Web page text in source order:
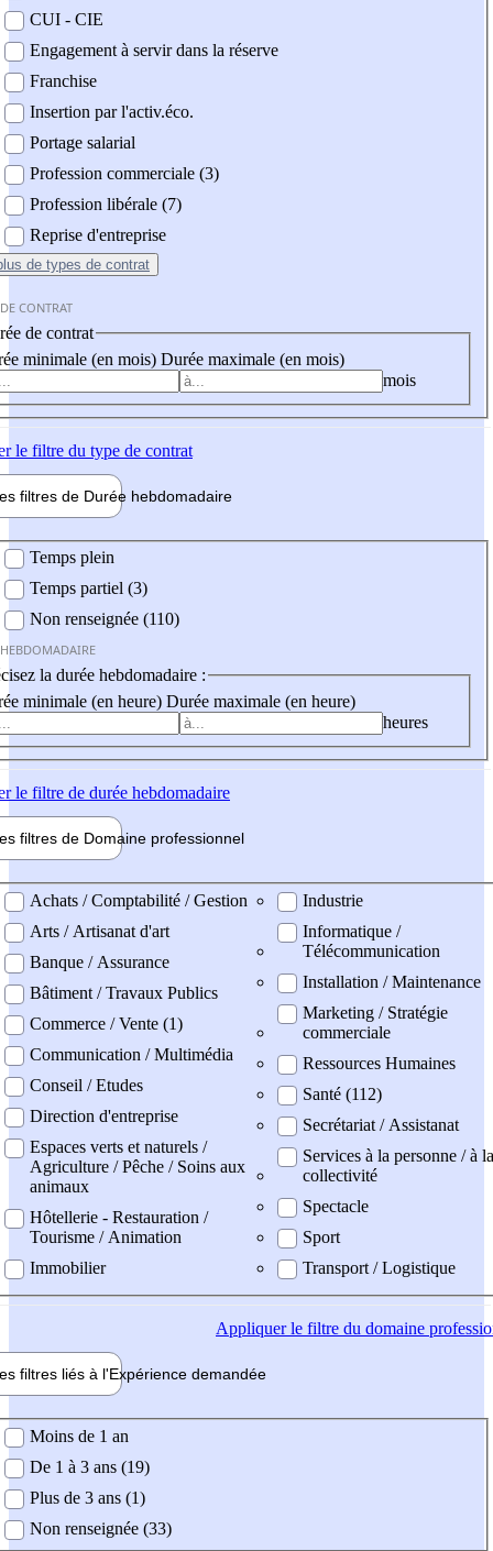
CUI - CIE
Engagement à servir dans la réserve
Franchise
Insertion par l'activ.éco.
Portage salarial
Profession commerciale (3)
Profession libérale (7)
Reprise d'entreprise
de types de contrat
CONTRAT
de contrat
minimale (en mois) Durée maximale (en mois)
mois
le filtre du type de contrat
filtres de Durée hebdomadaire
Temps plein
Temps partiel (3)
Non renseignée (110)
la durée hebdomadaire :
minimale (en heure) Durée maximale (en heure)
heures
le filtre de durée hebdomadaire
filtres de Domaine professionnel
professionel
Achats / Comptabilité / Gestion
Arts / Artisanat d'art
Banque / Assurance
Bâtiment / Travaux Publics
Commerce / Vente (1)
Communication / Multimédia
Conseil / Etudes
Direction d'entreprise
Espaces verts et naturels /
Agriculture / Pêche / Soins aux
animaux
Hôtellerie - Restauration /
Tourisme / Animation
Immobilier
Industrie
Informatique /
Télécommunication
Installation / Maintenance
Marketing / Stratégie
commerciale
Ressources Humaines
Santé (112)
Secrétariat / Assistanat
Services à la personne / à la
collectivité
Spectacle
Sport
Transport / Logistique
Appliquerle filtre du domaine
filtres liés à l'Expérience demandée
demandée
Moins de 1 an
De 1 à 3 ans (19)
Plus de 3 ans (1)
Non renseignée (33)